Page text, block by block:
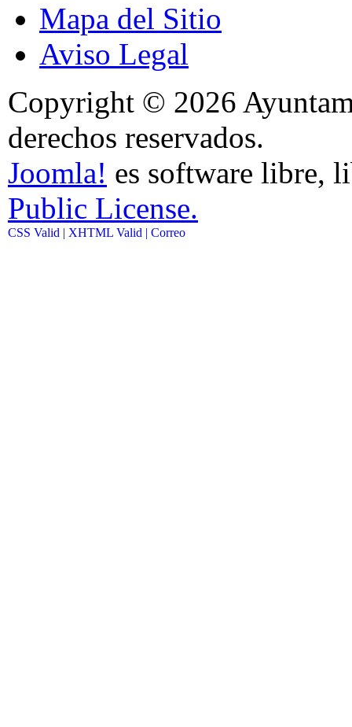
Mapa del Sitio
Aviso Legal
Copyright © 2026
derechos reservados.
Joomla! es software libre,
Public License.
CSS Valid | XHTML Valid | Correo